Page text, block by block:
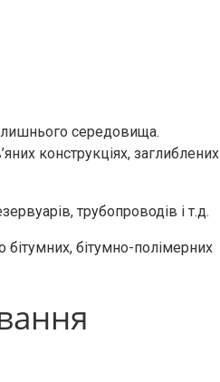
середовища.
конструкціях, заглиблених
трубопроводів і т.д.
бітумно-полімерних